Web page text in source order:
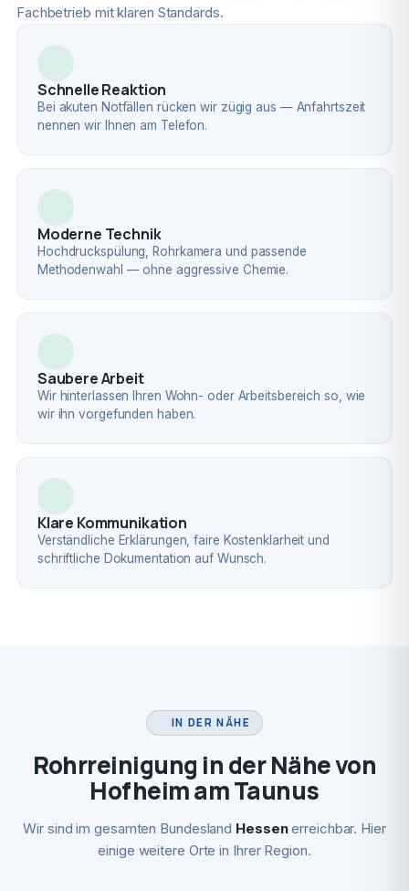
Fachbetrieb mit klaren Standards.
Schnelle Reaktion
Bei akuten Notfällen rücken wir zügig aus — Anfahrtszeit
nennen wir Ihnen am Telefon.
Moderne Technik
Hochdruckspülung, Rohrkamera und passende
Methodenwahl — ohne aggressive Chemie.
Saubere Arbeit
Wir hinterlassen Ihren Wohn- oder Arbeitsbereich so, wie
wir ihn vorgefunden haben.
Klare Kommunikation
Verständliche Erklärungen, faire Kostenklarheit und
schriftliche Dokumentation auf Wunsch.
IN DER NÄHE
Rohrreinigung in der Nähe von
Hofheim am Taunus
Wir sind im gesamten Bundesland Hessenerreichbar. Hier
einige weitere Orte in Ihrer Region.